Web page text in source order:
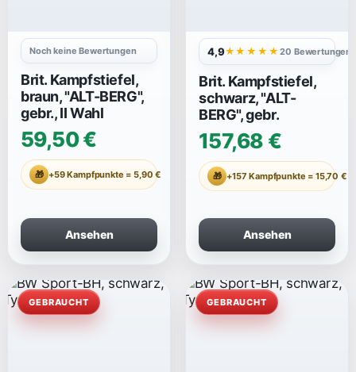
Noch keine Bewertungen
Brit. Kampfstiefel,
braun, "ALT-BERG",
gebr., II Wahl
59,50 €
🎁 +59 Kampfpunkte = 5,90 €
Ansehen
4,9★★★★★20 Bewertungen
Brit. Kampfstiefel,
schwarz, "ALT-
BERG", gebr.
157,68 €
🎁 +157 Kampfpunkte = 15,70 €
Ansehen
GEBRAUCHT GEBRAUCHT